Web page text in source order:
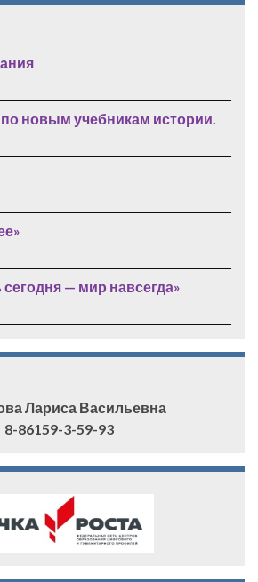
новым учебникам истории.
— мир навсегда»
Лариса Васильевна
8-86159-3-59-93